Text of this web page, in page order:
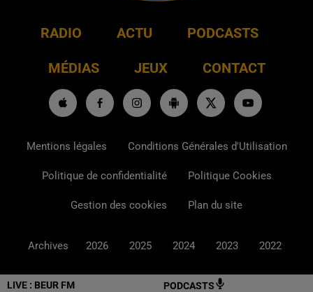
LIVE : BEUR FM PODCASTS
RADIO ACTU PODCASTS
MÉDIAS JEUX CONTACT
Mentions légales Conditions Générales d'Utilisation
Politique de confidentialité Politique Cookies
Gestion des cookies Plan du site
Archives 2026 2025 2024 2023 2022